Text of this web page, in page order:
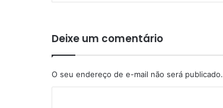
Deixe um comentário
O seu endereço de e-mail não será publicado.